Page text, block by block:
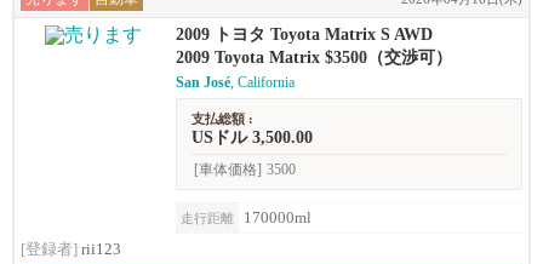
2009 トヨタ Toyota Matrix S AWD
2009 Toyota Matrix $3500（交渉可）
San José, California
支払総額 :
USドル 3,500.00
[車体価格] 3500
走行距離
170000ml
[登録者] rii123